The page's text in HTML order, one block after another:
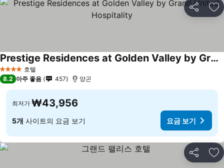
공유 즐
4 성급 호텔
Prestige Residences at Golden Valley by Grand United Hospitality
8.2 아주 좋음 457 양곤
최저가 ₩43,956
5개 사이트의 요금 보기 요금 보기
공유 즐